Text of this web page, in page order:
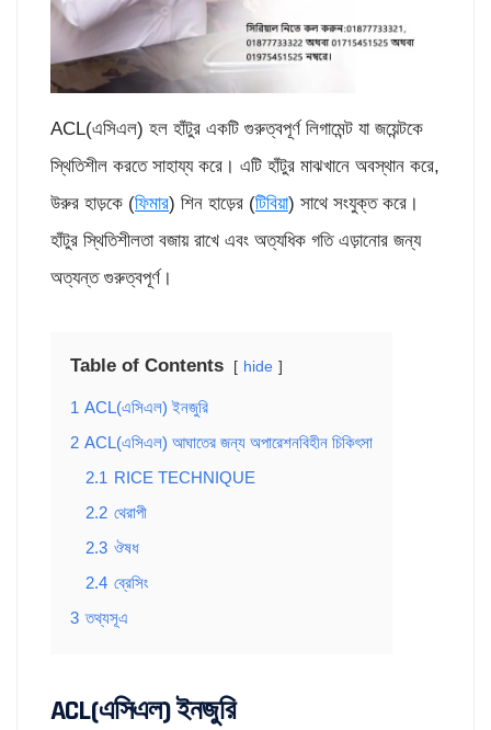
ACL(এসিএল) হল হাঁটুর একটি গুরুত্বপূর্ণ লিগামেন্ট যা জয়েন্টকে
স্থিতিশীল করতে সাহায্য করে। এটি হাঁটুর মাঝখানে অবস্থান করে,
উরুর হাড়কে (ফিমার) শিন হাড়ের (টিবিয়া) সাথে সংযুক্ত করে।
হাঁটুর স্থিতিশীলতা বজায় রাখে এবং অত্যধিক গতি এড়ানোর জন্য
অত্যন্ত গুরুত্বপূর্ণ।
Table of Contents hide
1 ACL(এসিএল) ইনজুরি
2 ACL(এসিএল) আঘাতের জন্য অপারেশনবিহীন চিকিৎসা
2.1 RICE TECHNIQUE
2.2 থেরাপী
2.3 ঔষধ
2.4 ব্রেসিং
3 তথ্যসূএ
ACL(এসিএল) ইনজুরি